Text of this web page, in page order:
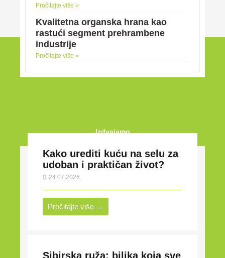
Pročitajte više »
Kvalitetna organska hrana kao
rastući segment prehrambene
industrije
Pročitajte više »
Izdvajamo
Kako urediti kuću na selu za
udoban i praktičan život?
24.07.2026.
Pročitajte više →
Sibirska ruža: biljka koja sve